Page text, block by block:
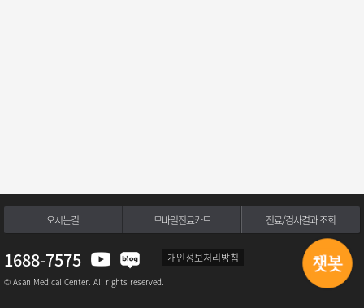
오시는길 모바일진료카드 진료/검사결과 조회
1688-7575 개인정보처리방침
© Asan Medical Center. All rights reserved.